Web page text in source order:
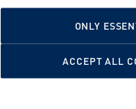
ONLY
ACCEPT ALL